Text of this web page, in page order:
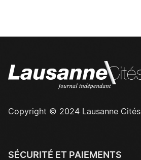
Copyright © 2024 Lausanne Cités
SÉCURITÉ ET PAIEMENTS